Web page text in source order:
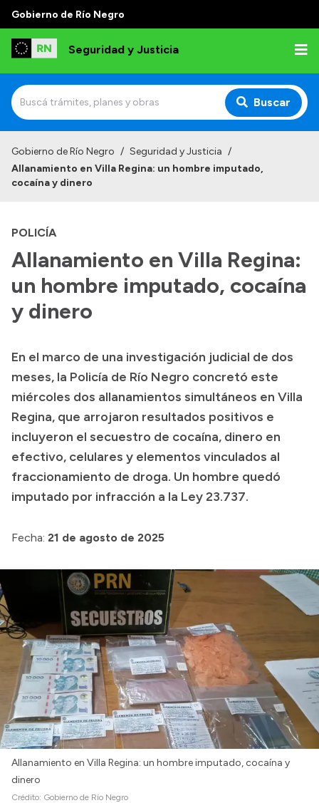
Gobierno de Río Negro
Seguridad y Justicia
Buscar
Institucional
Autoridades
Delegaciones
Normativa
Presupuesto
Boletín Oficial
Compras y licitaciones
Consulta de expedientes
Consulta de pago a proveedores
Convocatorias
Intranet
Login
Gobierno de Río Negro / Seguridad y Justicia /
Allanamiento en Villa Regina: un hombre imputado,
cocaína y dinero
POLICÍA
Allanamiento en Villa Regina:
un hombre imputado, cocaína
y dinero
En el marco de una investigación judicial de dos
meses, la Policía de Río Negro concretó este
miércoles dos allanamientos simultáneos en Villa
Regina, que arrojaron resultados positivos e
incluyeron el secuestro de cocaína, dinero en
efectivo, celulares y elementos vinculados al
fraccionamiento de droga. Un hombre quedó
imputado por infracción a la Ley 23.737.
Fecha: 21 de agosto de 2025
Allanamiento en Villa Regina: un hombre imputado, cocaína y
dinero
Crédito: Gobierno de Río Negro